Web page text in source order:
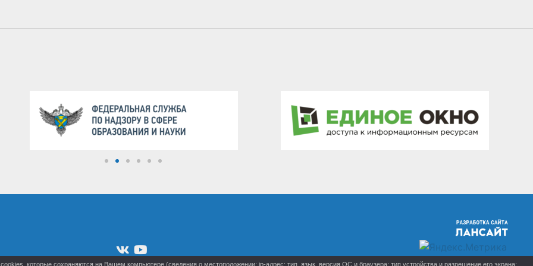
которые сохраняются на Вашем компьютере (сведения о местоположении; ip-адрес; тип, язык, версия ОС и браузера; тип устройства и разрешение его экрана;